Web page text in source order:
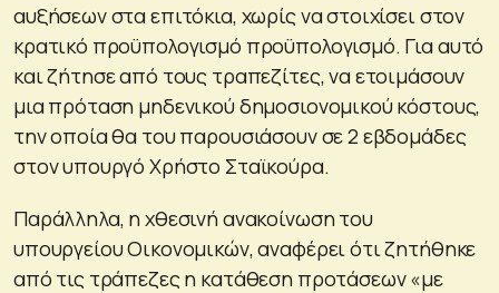
αυξήσεων στα επιτόκια, χωρίς να στοιχίσει στον
κρατικό προϋπολογισμό προϋπολογισμό. Για αυτό
και ζήτησε από τους τραπεζίτες, να ετοιμάσουν
μια πρόταση μηδενικού δημοσιονομικού κόστους,
την οποία θα του παρουσιάσουν σε 2 εβδομάδες
στον υπουργό Χρήστο Σταϊκούρα.
Παράλληλα, η χθεσινή ανακοίνωση του
υπουργείου Οικονομικών, αναφέρει ότι ζητήθηκε
από τις τράπεζες η κατάθεση προτάσεων «με